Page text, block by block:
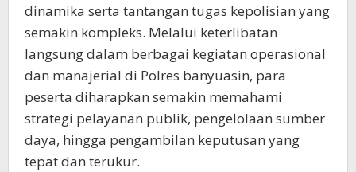
dinamika serta tantangan tugas kepolisian yang
semakin kompleks. Melalui keterlibatan
langsung dalam berbagai kegiatan operasional
dan manajerial di Polres banyuasin, para
peserta diharapkan semakin memahami
strategi pelayanan publik, pengelolaan sumber
daya, hingga pengambilan keputusan yang
tepat dan terukur.